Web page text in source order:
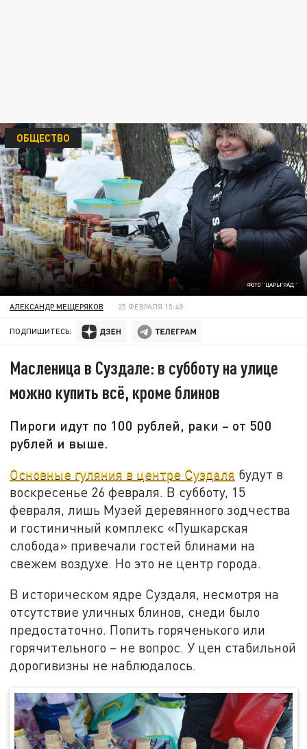
ФОТО "ЦАРЬГРАД"
ОБЩЕСТВО
АЛЕКСАНДР МЕЩЕРЯКОВ 25 ФЕВРАЛЯ 15:48
ПОДПИШИТЕСЬ:
Масленица в Суздале: в субботу на улице
можно купить всё, кроме блинов
Пироги идут по 100 рублей, раки – от 500
рублей и выше.
Основные гуляния в центре Суздаля будут в
воскресенье 26 февраля. В субботу, 15
февраля, лишь Музей деревянного зодчества
и гостиничный комплекс «Пушкарская
слобода» привечали гостей блинами на
свежем воздухе. Но это не центр города.
В историческом ядре Суздаля, несмотря на
отсутствие уличных блинов, снеди было
предостаточно. Попить горяченького или
горячительного – не вопрос. У цен стабильной
дорогивизны не наблюдалось.